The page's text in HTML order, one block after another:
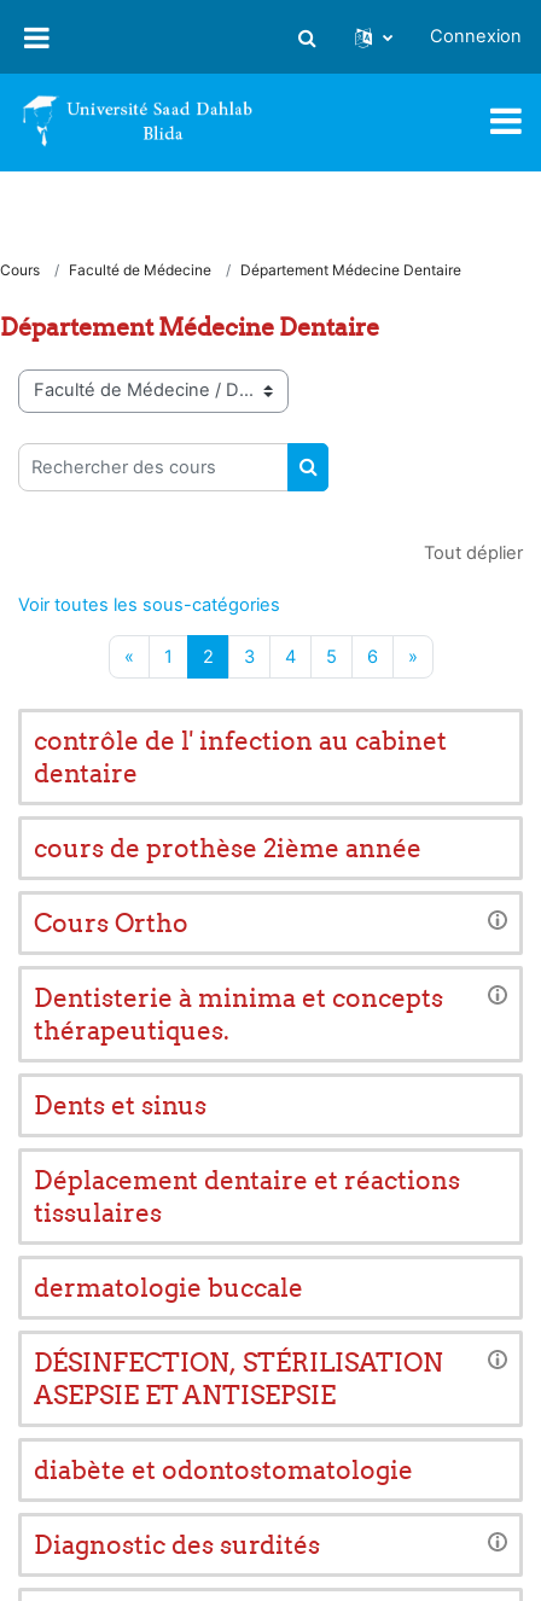
Activer/désactiver la saisie
Connexion
Cours Faculté de Médecine Département Médecine Dentaire
Département Médecine Dentaire
Catégories de cours
Rechercher des cours
RECHERCHER DES
Tout déplier
Voir toutes les sous-catégories
«Page précédente
1 Page 1
2Page 2
3Page 3
4Page 4
5Page 5
6Page 6
»Page suivante
contrôle de l' infection au cabinet
dentaire
cours de prothèse 2ième année
Cours Ortho
Dentisterie à minima et concepts
thérapeutiques.
Dents et sinus
Déplacement dentaire et réactions
tissulaires
dermatologie buccale
DÉSINFECTION, STÉRILISATION
ASEPSIE ET ANTISEPSIE
diabète et odontostomatologie
Diagnostic des surdités